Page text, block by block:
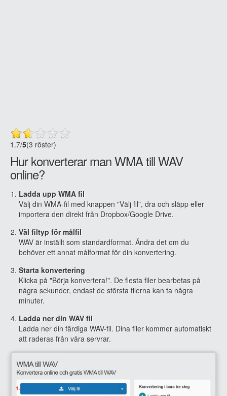
1.7/5(3 röster)
Hur konverterar man WMA till WAV
online?
Ladda upp WMA fil
Välj din WMA-fil med knappen "Välj fil", dra och släpp eller
importera den direkt från Dropbox/Google Drive.
Väl filtyp för målfil
WAV är inställt som standardformat. Ändra det om du
behöver ett annat målformat för din konvertering.
Starta konvertering
Klicka på "Börja konvertera!". De flesta filer bearbetas på
några sekunder, endast de största filerna kan ta några
minuter.
Ladda ner din WAV fil
Ladda ner din färdiga WAV-fil. Dina filer kommer automatiskt
att raderas från våra servrar.